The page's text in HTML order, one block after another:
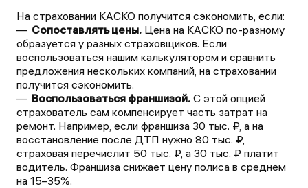
На страховании КАСКО получится сэкономить, если:
Сопоставлять цены. Цена на КАСКО по-разному
образуется у разных страховщиков. Если
воспользоваться нашим калькулятором и сравнить
предложения нескольких компаний, на страховании
получится сэкономить.
Воспользоваться франшизой. С этой опцией
страхователь сам компенсирует часть затрат на
ремонт. Например, если франшиза 30 тыс. ₽, а на
восстановление после ДТП нужно 80 тыс. ₽,
страховая перечислит 50 тыс. ₽, а 30 тыс. ₽ платит
водитель. Франшиза снижает цену полиса в среднем
на 15–35%.